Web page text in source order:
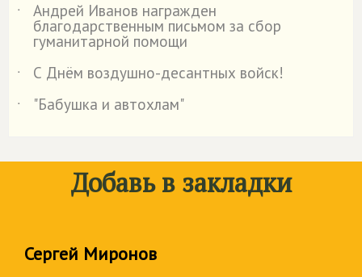
˙
Андрей Иванов награжден
благодарственным письмом за сбор
гуманитарной помощи
˙
С Днём воздушно-десантных войск!
˙
"Бабушка и автохлам"
Добавь в закладки
Сергей Миронов